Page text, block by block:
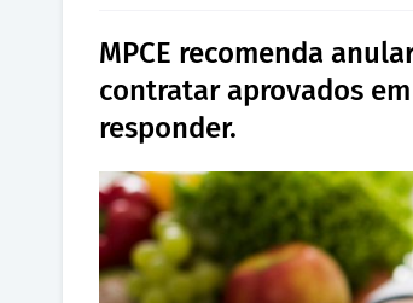
MPCE recomenda
contratar aprovados
responder.